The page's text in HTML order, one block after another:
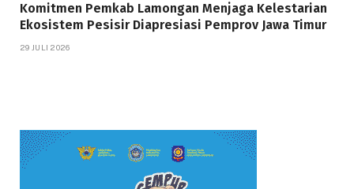
Komitmen Pemkab Lamongan Menjaga Kelestarian
Ekosistem Pesisir Diapresiasi Pemprov Jawa Timur
29 JULI 2026